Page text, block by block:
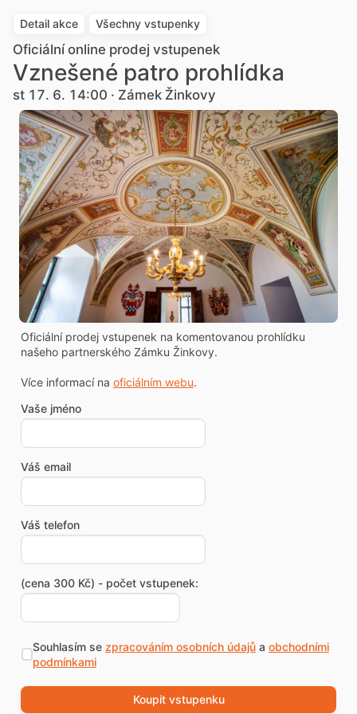
Detail akce Všechny vstupenky
Oficiální online prodej vstupenek
Vznešené patro prohlídka
st 17. 6. 14:00 · Zámek Žinkovy
Oficiální prodej vstupenek na komentovanou prohlídku
našeho partnerského Zámku Žinkovy.
Více informací na oficiálním webu.
Vaše jméno
Váš email
Váš telefon
(cena 300 Kč) - počet vstupenek:
Souhlasím se zpracováním osobních údajůa obchodními
podmínkami
Koupit vstupenku